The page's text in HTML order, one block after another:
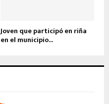
Joven que participó en riña
en el municipio...